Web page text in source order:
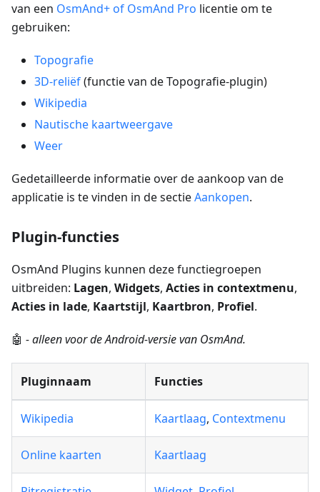
van een OsmAnd+ of OsmAnd Pro licentie om te
gebruiken:
Topografie
3D-reliëf(functie van de Topografie-plugin)
Wikipedia
Nautische kaartweergave
Weer
Gedetailleerde informatie over de aankoop van de
applicatie is te vinden in de sectieAankopen.
Plugin-functies
OsmAnd Plugins kunnen deze functiegroepen
uitbreiden: Lagen, Widgets, Acties in contextmenu,
Acties in lade, Kaartstijl, Kaartbron, Profiel.
🤖 - alleen voor de Android-versie van OsmAnd.
Pluginnaam Functies
Wikipedia Kaartlaag, Contextmenu
Online kaarten Kaartlaag